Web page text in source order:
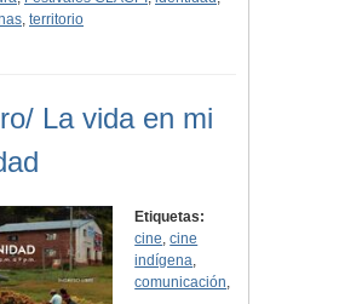
, territorio
La vida en mi
Etiquetas:
cine,cine
indígena,
comunicación,